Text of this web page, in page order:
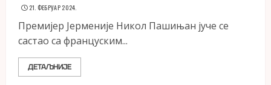
21. ФЕБРУАР 2024.
Премијер Јерменије Никол Пашињан јуче се
састао са француским...
ДЕТАЉНИЈЕ